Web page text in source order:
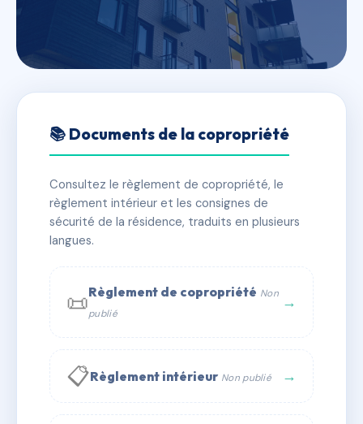
SYNDICAT DES
COPROPRIETAIRES DU 6 BIS
RUE DE SILHA
📍 6 BIS RUE DE SILHAC
✓ Immatriculée
📞 Contacter Syndic Digital 💬 WhatsApp
✉ Email
📚 Documents de la copropriété
Consultez le règlement de copropriété, le
règlement intérieur et les consignes de
sécurité de la résidence, traduits en plusieurs
langues.
📜Règlement de copropriété Non
publié
→
📋Règlement intérieur Non publié →